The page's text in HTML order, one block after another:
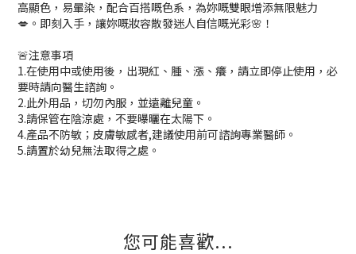
高顯色，易暈染，配合百搭嘅色系，為妳嘅雙眼增添無限魅力
💋。即刻入手，讓妳嘅妝容散發迷人自信嘅光彩🌸！
🚨注意事項
1.在使用中或使用後，出現紅、腫、漲、癢，請立即停止使用，必
要時請向醫生諮詢。
2.此外用品，切勿內服，並遠離兒童。
3.請保管在陰涼處，不要曝曬在太陽下。
4.產品不防敏；皮膚敏感者,建議使用前可諮詢專業醫師。
5.請置於幼兒無法取得之處。
您可能喜歡...